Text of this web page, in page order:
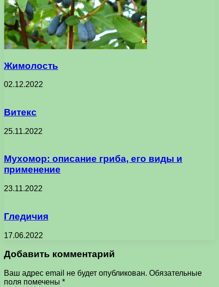
Жимолость
02.12.2022
Витекс
25.11.2022
Мухомор: описание гриба, его виды и
применение
23.11.2022
Гледичия
17.06.2022
Добавить комментарий
Ваш адрес email не будет опубликован. Обязательные
поля помечены *